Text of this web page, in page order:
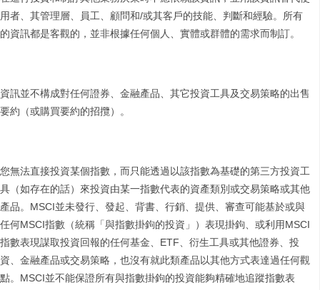
用者、其管理層、員工、顧問和/或其客戶的技能、判斷和經驗。所有
的資訊都是客觀的，並非根據任何個人、實體或群體的需求而制訂。
資訊並不構成對任何證券、金融產品、其它投資工具及交易策略的出售
要約（或購買要約的招攬）。
您無法直接投資某個指數，而只能透過以該指數為基礎的第三方投資工
具（如存在的話）來投資由某一指數代表的資產類別或交易策略或其他
產品。MSCI並未發行、發起、背書、行銷、提供、審查可能基於或與
任何MSCI指數（統稱「與指數掛鉤的投資」）表現掛鉤、或利用MSCI
指數表現謀取投資回報的任何基金、ETF、衍生工具或其他證券、投
資、金融產品或交易策略，也沒有就此類產品以其他方式表達過任何觀
點。MSCI並不能保證所有與指數掛鉤的投資能夠精確地追蹤指數表